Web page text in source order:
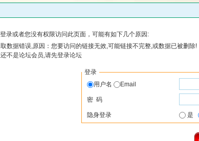
录或者您没有权限访问此页面，可能有如下几个原因:
数据错误,原因：您要访问的链接无效,可能链接不完整,或数据已被删除!
不是论坛会员,请先登录论坛
登录
用户名
Email
密 码
隐身登录 是